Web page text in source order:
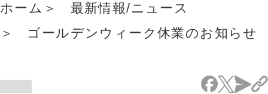
最新情報/ニュース
Japanese
ホーム
最新情報/ニュース
ゴールデンウィーク休業のお知らせ